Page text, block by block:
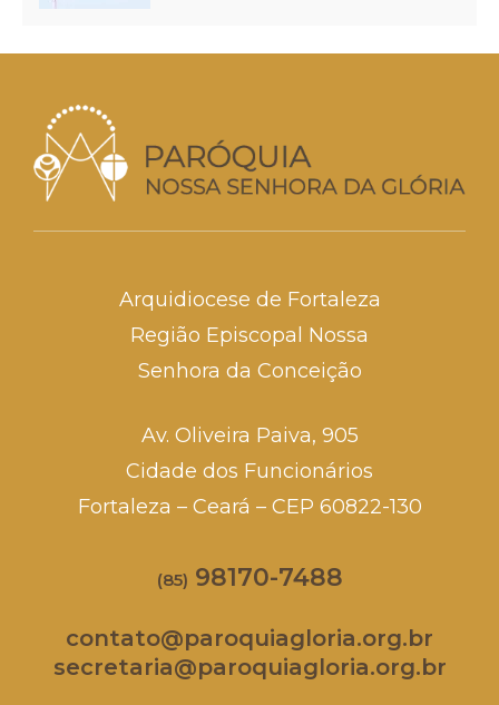
Arquidiocese de Fortaleza
Região Episcopal Nossa
Senhora da Conceição
Av. Oliveira Paiva, 905
Cidade dos Funcionários
Fortaleza – Ceará – CEP 60822-130
(85) 98170-7488
contato@paroquiagloria.org.br
secretaria@paroquiagloria.org.br